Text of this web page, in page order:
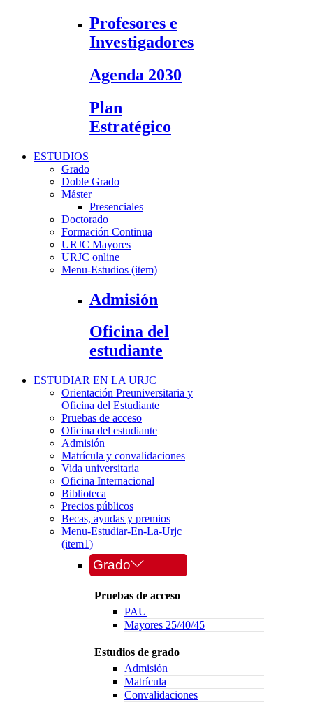
Profesores e
Investigadores
Agenda 2030
Plan
Estratégico
ESTUDIOS
Grado
Doble Grado
Máster
Presenciales
Doctorado
Formación Continua
URJC Mayores
URJC online
Menu-Estudios (item)
Admisión
Oficina del
estudiante
ESTUDIAR EN LA URJC
Orientación Preuniversitaria y
Oficina del Estudiante
Pruebas de acceso
Oficina del estudiante
Admisión
Matrícula y convalidaciones
Vida universitaria
Oficina Internacional
Biblioteca
Precios públicos
Becas, ayudas y premios
Menu-Estudiar-En-La-Urjc
(item1)
Grado
Pruebas de acceso
PAU
Mayores 25/40/45
Estudios de grado
Admisión
Matrícula
Convalidaciones